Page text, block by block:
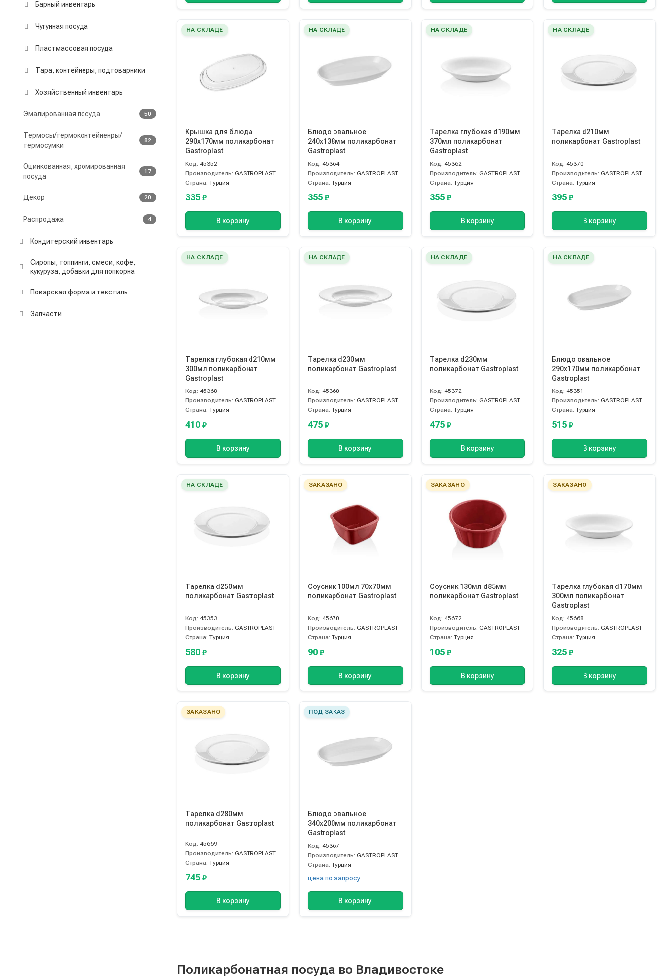
Барный инвентарь
Чугунная посуда
Пластмассовая посуда
Тара, контейнеры, подтоварники
Хозяйственный инвентарь
Эмалированная посуда 50
Термосы/термоконтейненры/
термосумки
82
Оцинкованная, хромированная
посуда
17
Декор 20
Распродажа 4
Кондитерский инвентарь
Сиропы, топпинги, смеси, кофе,
кукуруза, добавки для попкорна
Поварская форма и текстиль
Запчасти
НА СКЛАДЕ
Крышка для блюда
290х170мм поликарбонат
Gastroplast
Код: 45352
Производитель: GASTROPLAST
Страна: Турция
335 ₽
В корзину
НА СКЛАДЕ
Блюдо овальное
240х138мм поликарбонат
Gastroplast
Код: 45364
Производитель: GASTROPLAST
Страна: Турция
355 ₽
В корзину
НА СКЛАДЕ
Тарелка глубокая d190мм
370мл поликарбонат
Gastroplast
Код: 45362
Производитель: GASTROPLAST
Страна: Турция
355 ₽
В корзину
НА СКЛАДЕ
Тарелка d210мм
поликарбонат Gastroplast
Код: 45370
Производитель:GASTROPLAST
Страна:Турция
395₽
В корзину
НА СКЛАДЕ
Тарелка глубокая d210мм
300мл поликарбонат
Gastroplast
Код: 45368
Производитель: GASTROPLAST
Страна: Турция
410 ₽
В корзину
НА СКЛАДЕ
Тарелка d230мм
поликарбонат Gastroplast
Код: 45360
Производитель: GASTROPLAST
Страна: Турция
475 ₽
В корзину
НА СКЛАДЕ
Тарелка d230мм
поликарбонат Gastroplast
Код: 45372
Производитель: GASTROPLAST
Страна: Турция
475 ₽
В корзину
НА СКЛАДЕ
Блюдо овальное
290х170мм поликарбонат
Gastroplast
Код: 45351
Производитель:GASTROPLAST
Страна:Турция
515₽
В корзину
НА СКЛАДЕ
Тарелка d250мм
поликарбонат Gastroplast
Код: 45353
Производитель: GASTROPLAST
Страна: Турция
580 ₽
В корзину
ЗАКАЗАНО
Соусник 100мл 70х70мм
поликарбонат Gastroplast
Код: 45670
Производитель: GASTROPLAST
Страна: Турция
90 ₽
В корзину
ЗАКАЗАНО
Соусник 130мл d85мм
поликарбонат Gastroplast
Код: 45672
Производитель: GASTROPLAST
Страна: Турция
105 ₽
В корзину
ЗАКАЗАНО
Тарелка глубокая d170мм
300мл поликарбонат
Gastroplast
Код: 45668
Производитель:GASTROPLAST
Страна:Турция
325₽
В корзину
ЗАКАЗАНО
Тарелка d280мм
поликарбонат Gastroplast
Код: 45669
Производитель: GASTROPLAST
Страна: Турция
745 ₽
В корзину
ПОД ЗАКАЗ
Блюдо овальное
340х200мм поликарбонат
Gastroplast
Код: 45367
Производитель: GASTROPLAST
Страна: Турция
цена по запросу
В корзину
Поликарбонатная посуда во Владивостоке